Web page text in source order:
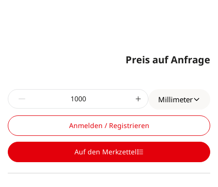
Preis auf Anfrage
Millimeter
Anmelden / Registrieren
Auf den Merkzettel